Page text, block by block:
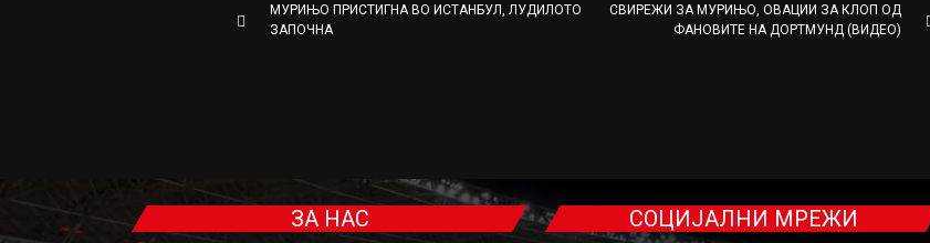
МУРИЊО ПРИСТИГНА ВО ИСТАНБУЛ, ЛУДИЛОТО
ЗАПОЧНА
СВИРЕЖИ ЗА МУРИЊО, ОВАЦИИ ЗА КЛОП ОД
ФАНОВИТЕ НА ДОРТМУНД (ВИДЕО)
ЗА НАС СОЦИЈАЛНИ МРЕЖИ